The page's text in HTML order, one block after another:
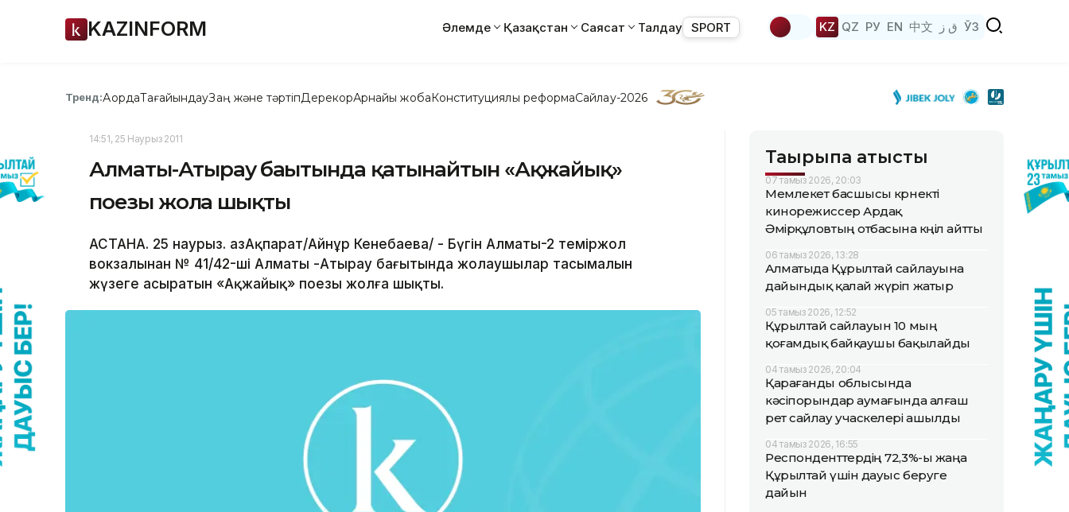
KAZINFORM Әлемде Қазақстан Саясат Талдау SPORT KZ QZ РУ EN 中文 ق ز ЎЗ
Тренд:АқордаТағайындауЗаң және тәртіпДерекқорАрнайы жобаКонституциялық реформаСайлау-2026
14:51, 25 Наурыз 2011
Алматы-Атырау бағытында қатынайтын «Ақжайық»
поезы жолға шықты
АСТАНА. 25 наурыз. ҚазАқпарат/Айнұр Кенебаева/ - Бүгін Алматы-2 теміржол
вокзалынан № 41/42-ші Алматы -Атырау бағытында жолаушылар тасымалын
жүзеге асыратын «Ақжайық» поезы жолға шықты.
Тақырыпқа қатысты
07 тамыз 2026, 20:03
Мемлекет басшысы көрнекті
кинорежиссер Ардақ
Әмірқұловтың отбасына көңіл айтты
06 тамыз 2026, 13:28
Алматыда Құрылтай сайлауына
дайындық қалай жүріп жатыр
05 тамыз 2026, 12:52
Құрылтай сайлауын 10 мың
қоғамдық байқаушы бақылайды
04 тамыз 2026, 20:04
Қарағанды облысында
кәсіпорындар аумағында алғаш
рет сайлау учаскелері ашылды
04 тамыз 2026, 16:55
Респонденттердің 72,3%-ы жаңа
Құрылтай үшін дауыс беруге
дайын